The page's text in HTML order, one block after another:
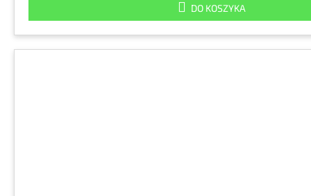
DO KOSZYKA